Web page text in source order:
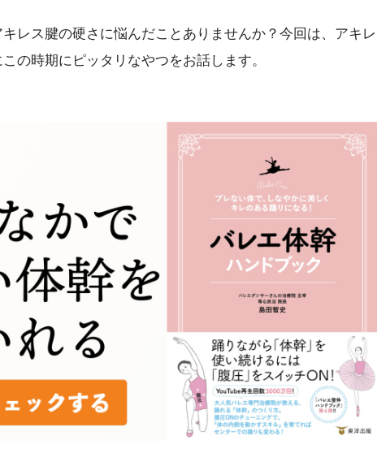
レス腱の硬さに悩んだことありませんか？今回は、アキレ
の時期にピッタリなやつをお話します。